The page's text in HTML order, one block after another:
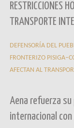
RESTRICCIONES
TRANSPORTE
DEFENSORÍA DEL
FRONTERIZO
AFECTAN AL
Aena refuerza
internacional